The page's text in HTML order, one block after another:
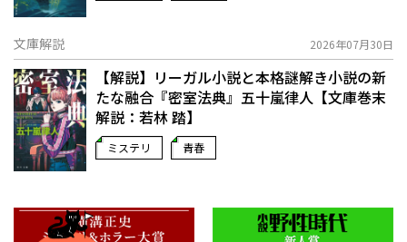
文庫解説 2026年07月30日
【解説】リーガル小説と本格謎解き小説の新
たな融合――『密室法典』五十嵐律人【文庫巻末
解説：若林 踏】
ミステリ 青春